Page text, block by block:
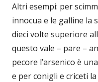
Altri esempi: per
innocua e le galline la
dieci volte superiore
questo vale – pare –
pecore l’arsenico è
e per conigli e criceti